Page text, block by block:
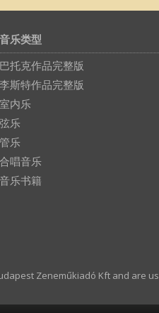
音乐类型
巴托克作品完整版
李斯特作品完整版
室内乐
弦乐
管乐
合唱音乐
音乐书籍
Zeneműkiadó Kft and are